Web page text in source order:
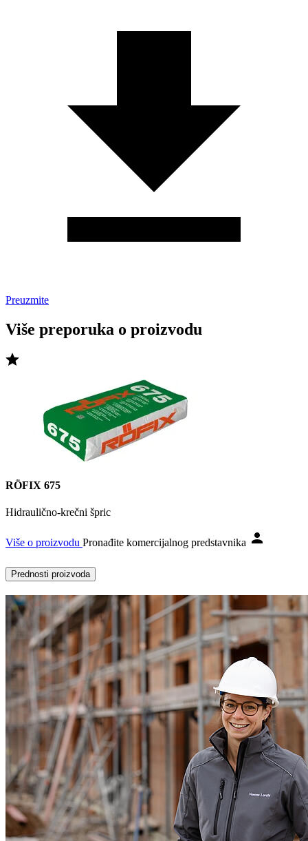
Preuzmite
Više preporuka o proizvodu
RÖFIX 675
Hidraulično-krečni špric
Više o proizvodu Pronađite komercijalnog predstavnika
Prednosti proizvoda